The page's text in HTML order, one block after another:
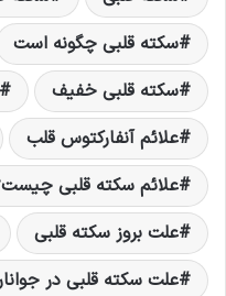
سکته قلبی چگونه است
سکته قلبی خفیف
علائم آنفارکتوس قلب
علائم سکته قلبی
علت بروز سکته قلبی
علت سکته قلبی در